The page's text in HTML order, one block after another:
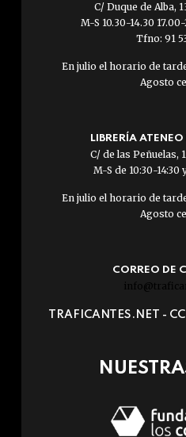
C/ Duque de Alba,
M-S 10.30-14.30
Tfno: 91
En julio el horario de
Agosto
LIBRERÍA
C/ de las Peñuelas,
M-S de 10:30-14:30
En julio el horario de
Agosto
CORREO DE
TRAFICANTES.NET -